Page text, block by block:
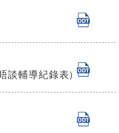
談輔導紀錄表)